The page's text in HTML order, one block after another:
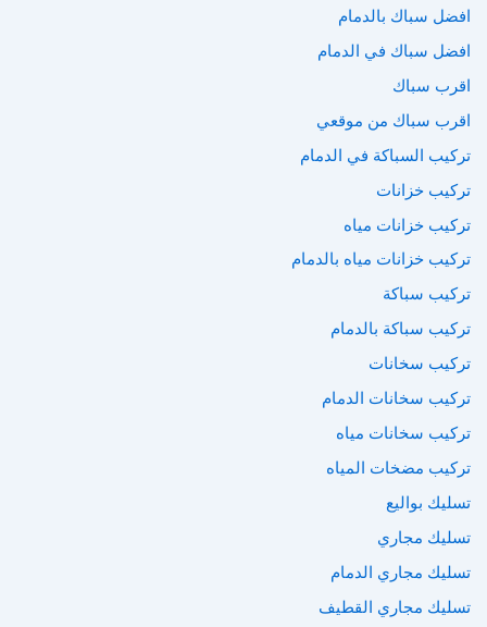
افضل سباك بالدمام
افضل سباك في الدمام
اقرب سباك
اقرب سباك من موقعي
تركيب السباكة في الدمام
تركيب خزانات
تركيب خزانات مياه
تركيب خزانات مياه بالدمام
تركيب سباكة
تركيب سباكة بالدمام
تركيب سخانات
تركيب سخانات الدمام
تركيب سخانات مياه
تركيب مضخات المياه
تسليك بواليع
تسليك مجاري
تسليك مجاري الدمام
تسليك مجاري القطيف